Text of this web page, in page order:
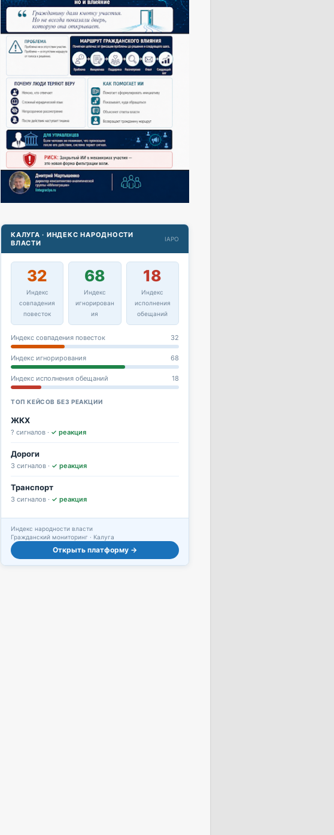
КАЛУГА · ИНДЕКС НАРОДНОСТИ
ВЛАСТИ
IAPO
32
Индекс
совпадения
повесток
68
Индекс
игнорирован
ия
18
Индекс
исполнения
обещаний
Индекс совпадения повесток 32
Индекс игнорирования 68
Индекс исполнения обещаний 18
ТОП КЕЙСОВ БЕЗ РЕАКЦИИ
ЖКХ
? сигналов · ✓ реакция
Дороги
3 сигналов · ✓ реакция
Транспорт
3 сигналов · ✓ реакция
Индекс народности власти
Гражданский мониторинг · Калуга
Открыть платформу →